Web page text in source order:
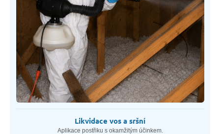
Likvidace vos a sršní
Aplikace postřiku s okamžitým účinkem.